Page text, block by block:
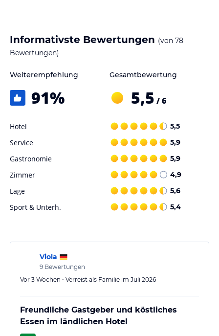
ihm noch vertieft und gefestigt.
Hinweis:
Allgemeine und unverbindliche
ohne Gewähr und ohne Prüfung durch HolidayCheck. Bitte
jeweiligen Veranstalters.
Informativste Bewertungen (von 78
Bewertungen)
Weiterempfehlung
91%
Gesamtbewertung
5,5 / 6
Hotel 5,5
Service 5,9
Gastronomie 5,9
Zimmer 4,9
Lage 5,6
Sport & Unterh. 5,4
Viola
9 Bewertungen
Vor 3 Wochen • Verreist als Familie im Juli 2026
Freundliche Gastgeber und köstliches
Essen im ländlichen Hotel